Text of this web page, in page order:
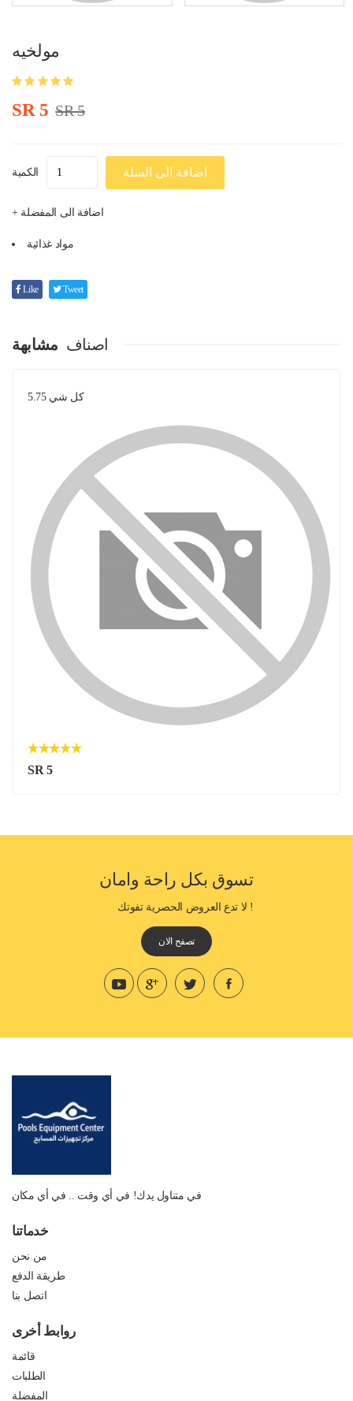
مولخيه
SR 5 SR 5
الكمية اضافة الى السلة
+ اضافة الى المفضلة
مواد غذائية
Like Tweet
اصناف مشابهة
كل شي 5.75
SR 5
تسوق بكل راحة وامان
! لا تدع العروض الحصرية تفوتك
تصفح الان
في متناول يدك! في أي وقت .. في أي مكان
خدماتنا
من نحن
طريقة الدفع
اتصل بنا
روابط أخرى
قائمة
الطلبات
المفضلة